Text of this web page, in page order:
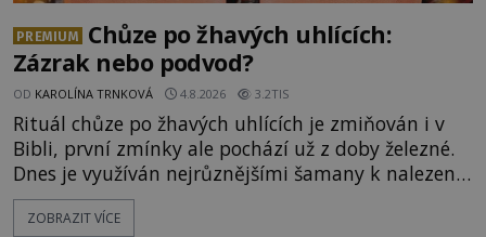
PREMIUM
Chůze po žhavých uhlících:
Zázrak nebo podvod?
OD KAROLÍNA TRNKOVÁ 4.8.2026 3.2TIS
Rituál chůze po žhavých uhlících je zmiňován i v
Bibli, první zmínky ale pochází už z doby železné.
Dnes je využíván nejrůznějšími šamany k nalezení
spirituální síly či vnitřního klidu. Jak funguje a proč
si při něm člověk nepopálí nohy, což bylo
ZOBRAZIT VÍCE